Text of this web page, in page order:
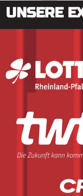
UNSERE